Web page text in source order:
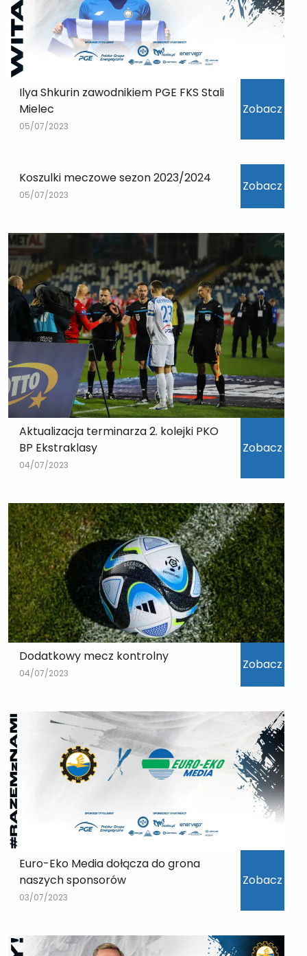
Ilya Shkurin zawodnikiem PGE FKS Stali
Mielec
05/07/2023
Zobacz
Koszulki meczowe sezon 2023/2024
05/07/2023
Zobacz
Aktualizacja terminarza 2. kolejki PKO
BP Ekstraklasy
04/07/2023
Zobacz
Dodatkowy mecz kontrolny
04/07/2023
Zobacz
Euro-Eko Media dołącza do grona
naszych sponsorów
03/07/2023
Zobacz